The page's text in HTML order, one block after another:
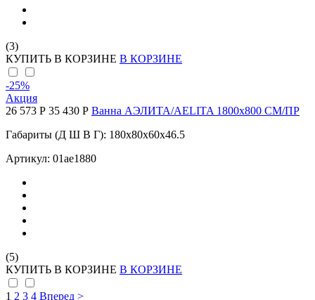
(3)
КУПИТЬ В КОРЗИНЕ В КОРЗИНЕ
-25%
Акция
26 573 Р 35 430 Р Ванна АЭЛИТА/AELITA 1800х800 СМ/ПР
Габариты (Д Ш В Г): 180x80x60x46.5
Артикул: 01ае1880
(5)
КУПИТЬ В КОРЗИНЕ В КОРЗИНЕ
1 2 3 4 Вперед >